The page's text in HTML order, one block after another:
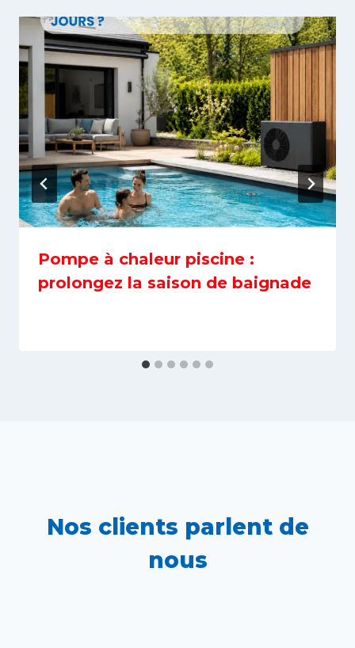
Pompe à chaleur piscine :
prolongez la saison de baignade
Nos clients parlent de
nous